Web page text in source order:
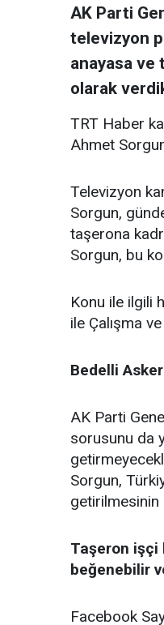
AK Parti
televizyon
anayasa ve
olarak
TRT Haber
Ahmet
Televizyon
Sorgun,
taşerona
Sorgun, bu
Konu ile ilgili
ile Çalışma
Bedelli
AK Parti
sorusunu da
Sorgun,
getirilmesinin
Taşeron işçi
beğenebilir
Facebook